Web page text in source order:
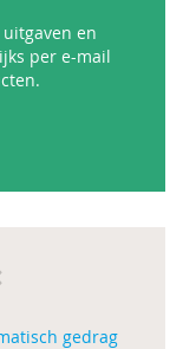
en
per e-mail
gedrag